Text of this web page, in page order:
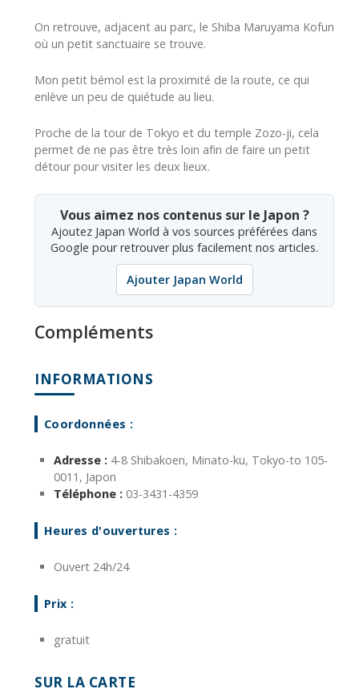
On retrouve, adjacent au parc, le Shiba Maruyama Kofun
où un petit sanctuaire se trouve.
Mon petit bémol est la proximité de la route, ce qui
enlève un peu de quiétude au lieu.
Proche de la tour de Tokyo et du temple Zozo-ji, cela
permet de ne pas être très loin afin de faire un petit
détour pour visiter les deux lieux.
Vous aimez nos contenus sur le Japon ?
Ajoutez Japan World à vos sources préférées dans
Google pour retrouver plus facilement nos articles.
Ajouter Japan World
Compléments
INFORMATIONS
Coordonnées :
Adresse : 4-8 Shibakoen, Minato-ku, Tokyo-to 105-
0011, Japon
Téléphone : 03-3431-4359
Heures d'ouvertures :
Ouvert 24h/24
Prix :
gratuit
SUR LA CARTE